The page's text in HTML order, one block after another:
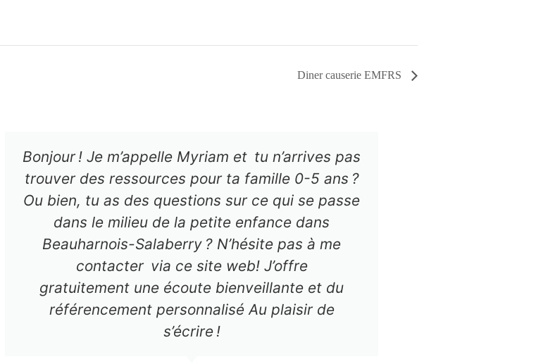
Diner causerie EMFRS
Bonjour ! Je m’appelle Myriam et tu n’arrives pas
trouver des ressources pour ta famille 0-5 ans ?
Ou bien, tu as des questions sur ce qui se passe
dans le milieu de la petite enfance dans
Beauharnois-Salaberry ? N’hésite pas à me
contacter via ce site web! J’offre
gratuitement une écoute bienveillante et du
référencement personnalisé Au plaisir de
s’écrire !